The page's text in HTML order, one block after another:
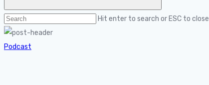
Hit enter to search or ESC to close
Podcast